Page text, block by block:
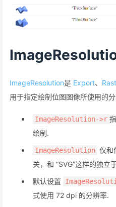
ImageResolution是 Export、
用于指定绘制位图图像所使用的
ImageResolution->r
绘制.
ImageResolution 仅和
关，和 “SVG”这样的独立
默认设置
式使用 72 dpi 的分辨率.